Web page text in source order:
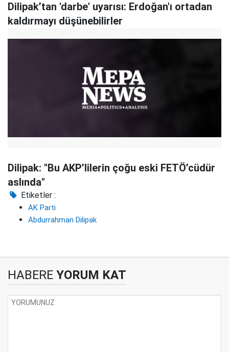
Dilipak’tan 'darbe' uyarısı: Erdoğan'ı ortadan
kaldırmayı düşünebilirler
Dilipak: "Bu AKP’lilerin çoğu eski FETÖ’cüdür
aslında"
Etiketler :
AK Parti
Abdurrahman Dilipak
HABERE YORUM KAT